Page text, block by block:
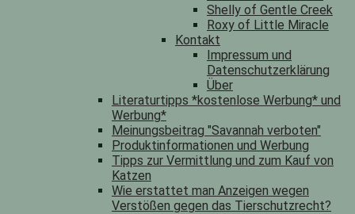
Shelly of Gentle Creek
Roxy of Little Miracle
Kontakt
Impressum und
Datenschutzerklärung
Über
Literaturtipps *kostenlose Werbung* und
Werbung*
Meinungsbeitrag "Savannah verboten"
Produktinformationen und Werbung
Tipps zur Vermittlung und zum Kauf von
Katzen
Wie erstattet man Anzeigen wegen
Verstößen gegen das Tierschutzrecht?